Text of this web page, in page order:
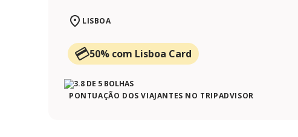
LISBOA
50% com Lisboa Card
PONTUAÇÃO DOS VIAJANTES NO TRIPADVISOR